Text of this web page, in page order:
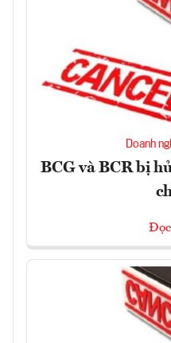
Doanh
BCG và BCR bị